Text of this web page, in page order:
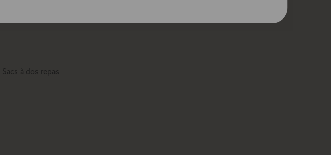
Sacs à dos repas